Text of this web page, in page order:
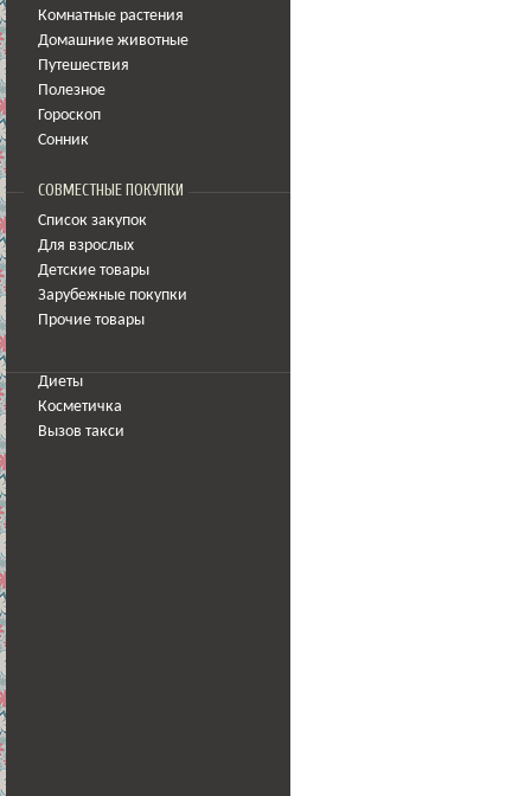
Комнатные растения
Домашние животные
Путешествия
Полезное
Гороскоп
Сонник
СОВМЕСТНЫЕ ПОКУПКИ
Список закупок
Для взрослых
Детские товары
Зарубежные покупки
Прочие товары
Диеты
Косметичка
Вызов такси